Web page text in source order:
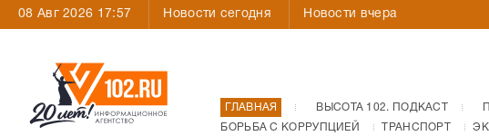
08 Авг 2026 17:57 Новости сегодня Новости вчера
ГЛАВНАЯ ВЫСОТА 102. ПОДКАСТ
БОРЬБА С КОРРУПЦИЕЙ
ТРАНСПОРТ